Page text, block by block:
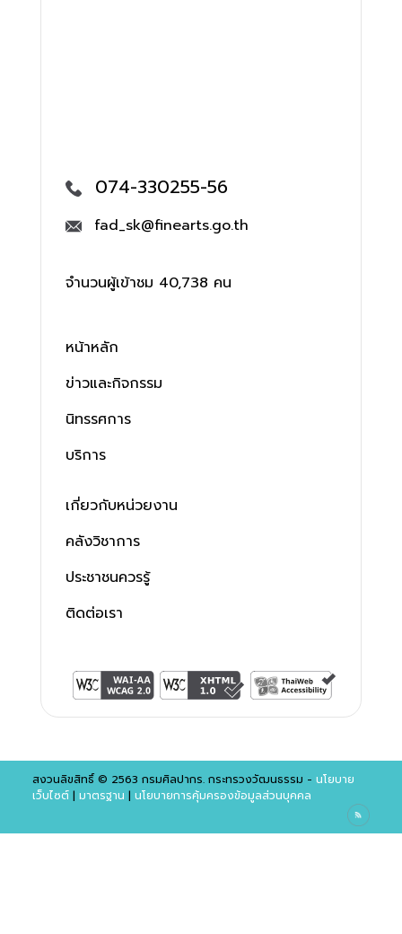
074-330255-56
fad_sk@finearts.go.th
จำนวนผู้เข้าชม 40,738 คน
หน้าหลัก
ข่าวและกิจกรรม
นิทรรศการ
บริการ
เกี่ยวกับหน่วยงาน
คลังวิชาการ
ประชาชนควรรู้
ติดต่อเรา
สงวนลิขสิทธิ์ © 2563 กรมศิลปากร. กระทรวงวัฒนธรรม - นโยบาย
เว็บไซต์| มาตรฐาน | นโยบายการคุ้มครองข้อมูลส่วนบุคคล